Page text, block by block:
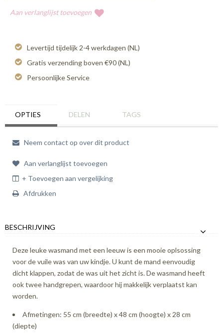
Aan verlanglijst toevoegen
Levertijd tijdelijk 2-4 werkdagen (NL)
Gratis verzending boven €90 (NL)
Persoonlijke Service
OPTIES DELEN TAGS
Neem contact op over dit product
Aan verlanglijst toevoegen
+ Toevoegen aan vergelijking
Afdrukken
BESCHRIJVING
Deze leuke wasmand met een leeuw is een mooie oplsossing
voor de vuile was van uw kindje. U kunt de mand eenvoudig
dicht klappen, zodat de was uit het zicht is. De wasmand heeft
ook twee handgrepen, waardoor hij makkelijk verplaatst kan
worden.
Afmetingen: 55 cm (breedte) x 48 cm (hoogte) x 28 cm
(diepte)